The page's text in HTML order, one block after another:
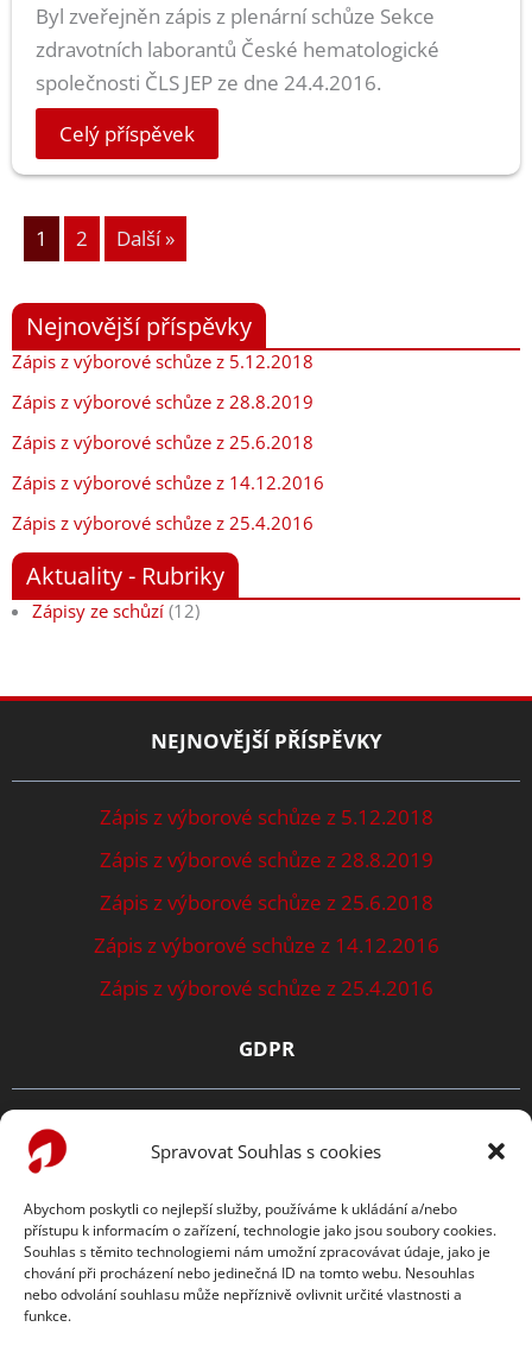
Spravovat Souhlas s cookies
Abychom poskytli co nejlepší služby, používáme k ukládání a/nebo
přístupu k informacím o zařízení, technologie jako jsou soubory cookies.
Souhlas s těmito technologiemi nám umožní zpracovávat údaje, jako je
chování při procházení nebo jedinečná ID na tomto webu. Nesouhlas
nebo odvolání souhlasu může nepříznivě ovlivnit určité vlastnosti a
funkce.
Byl zveřejněn zápis z plenární schůze Sekce
zdravotních laborantů České hematologické
společnosti ČLS JEP ze dne 24.4.2016.
Celý příspěvek
1 2 Další »
Nejnovější příspěvky
Zápis z výborové schůze z 5.12.2018
Zápis z výborové schůze z 28.8.2019
Zápis z výborové schůze z 25.6.2018
Zápis z výborové schůze z 14.12.2016
Zápis z výborové schůze z 25.4.2016
Aktuality - Rubriky
Zápisy ze schůzí (12)
NEJNOVĚJŠÍ PŘÍSPĚVKY
Zápis z výborové schůze z 5.12.2018
Zápis z výborové schůze z 28.8.2019
Zápis z výborové schůze z 25.6.2018
Zápis z výborové schůze z 14.12.2016
Zápis z výborové schůze z 25.4.2016
GDPR
TENTO WEB PODPORUJE: